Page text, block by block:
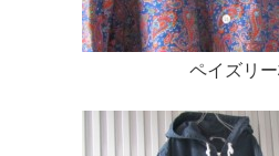
ペイズリー柄プルオ